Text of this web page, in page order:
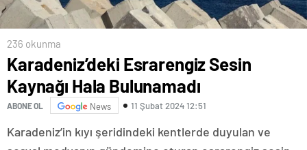
236 okunma
Karadeniz’deki Esrarengiz Sesin
Kaynağı Hala Bulunamadı
ABONE OL News 11 Şubat 2024 12:51
Karadeniz’in kıyı şeridindeki kentlerde duyulan ve